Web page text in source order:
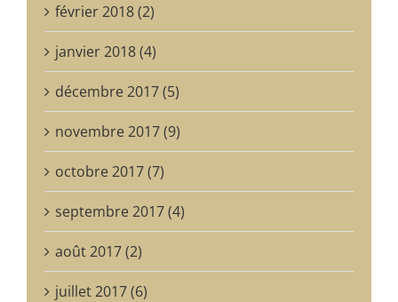
février 2018 (2)
janvier 2018 (4)
décembre 2017 (5)
novembre 2017 (9)
octobre 2017 (7)
septembre 2017 (4)
août 2017 (2)
juillet 2017 (6)